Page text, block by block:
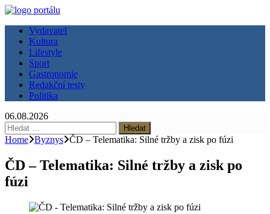
Vydavatel
Kultura
Lifestyle
Sport
Gastronomie
Redakční testy
Politika
06.08.2026
Vyhledávání
Home Byznys ČD – Telematika: Silné tržby a zisk po fúzi
ČD – Telematika: Silné tržby a zisk po
fúzi